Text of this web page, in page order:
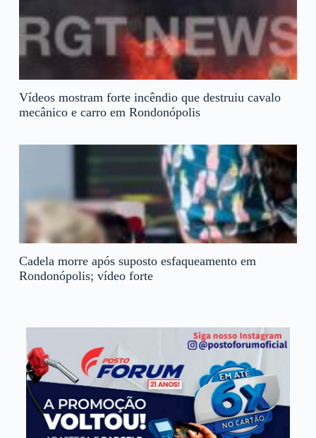
Vídeos mostram forte incêndio que destruiu cavalo
mecânico e carro em Rondonópolis
Cadela morre após suposto esfaqueamento em
Rondonópolis; vídeo forte